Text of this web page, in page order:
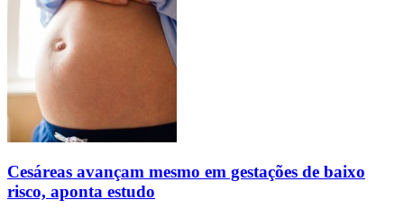
Cesáreas avançam mesmo em gestações de baixo
risco, aponta estudo